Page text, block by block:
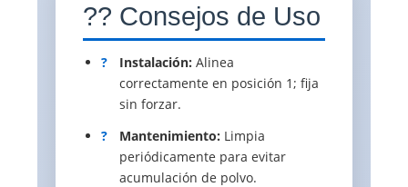
?? Consejos de Uso
? Instalación: Alinea
correctamente en posición 1; fija
sin forzar.
?
Mantenimiento: Limpia
periódicamente para evitar
acumulación de polvo.